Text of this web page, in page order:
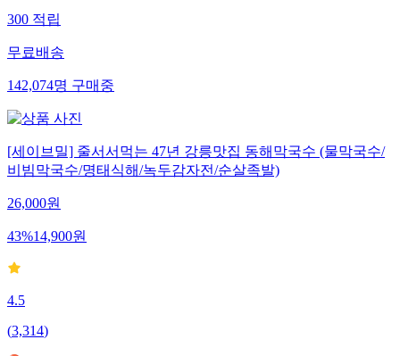
300 적립
무료배송
142,074명 구매중
[세이브밀] 줄서서먹는 47년 강릉맛집 동해막국수 (물막국수/
비빔막국수/명태식해/녹두감자전/순살족발)
26,000원
43%14,900원
4.5
(3,314)